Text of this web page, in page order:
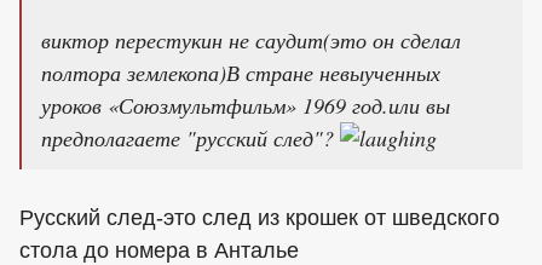
виктор перестукин не саудит(это он сделал
полтора землекопа)В стране невыученных
уроков «Союзмультфильм» 1969 год.или вы
предполагаете "русский след"?
Русский след-это след из крошек от шведского
стола до номера в Анталье